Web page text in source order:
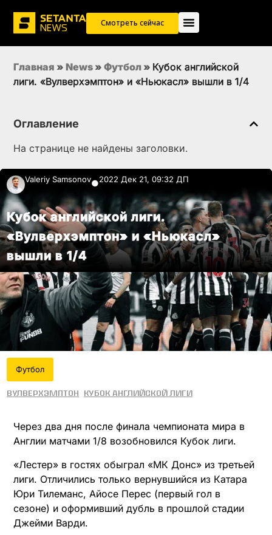
Смотреть сейчас
Главная » News » Футбол » Кубок английской
лиги. «Вулверхэмптон» и «Ньюкасл» вышли в 1/4
Оглавление
На странице не найдены заголовки.
Valeriy Samsonov●2022 Дек 21, 09:32 ДП
Кубок английской лиги.
«Вулверхэмптон» и «Ньюкасл»
вышли в 1/4
Футбол
Вулверхэмптон Кубок английской лиги
Через два дня после финала чемпионата мира в
Англии матчами 1/8 возобновился Кубок лиги.
«Лестер» в гостях обыграл «МК Донс» из третьей
лиги. Отличились только вернувшийся из Катара
Юри Тилеманс, Айосе Перес (первый гол в
сезоне) и оформивший дубль в прошлой стадии
Джейми Варди.